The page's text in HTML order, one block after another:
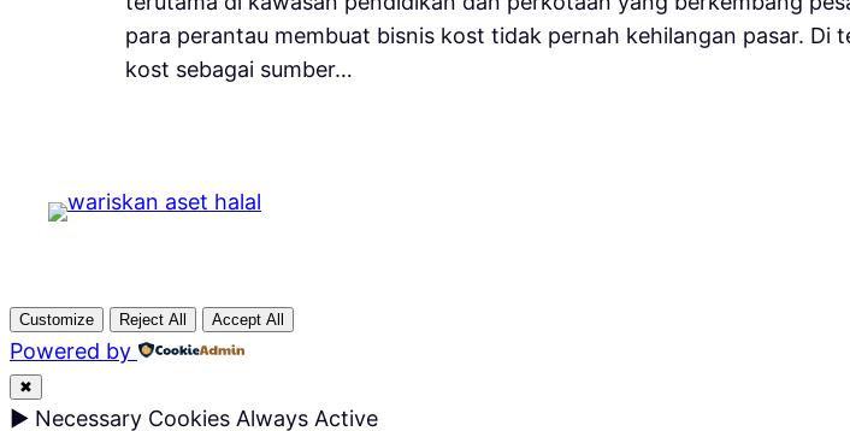
para perantau membuat bisnis kost tidak pernah kehilangan pasar.
kost sebagai sumber…
Customize Reject All Accept All
Powered by
✖
► Necessary Cookies Always Active